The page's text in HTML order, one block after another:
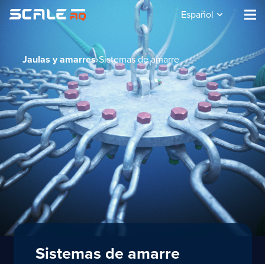
Español
Jaulas y amarres›Sistemas de amarre
Sistemas de amarre